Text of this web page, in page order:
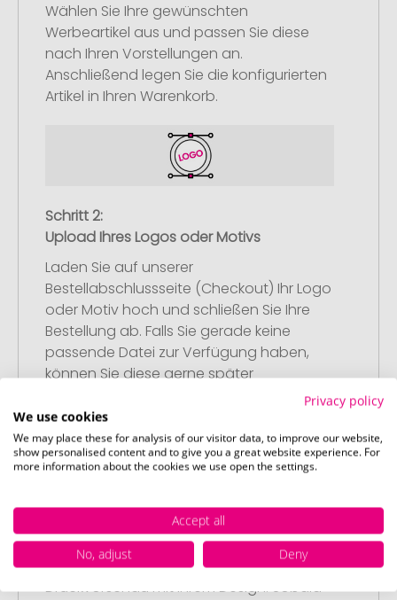
Wählen Sie Ihre gewünschten
Werbeartikel aus und passen Sie diese
nach Ihren Vorstellungen an.
Anschließend legen Sie die konfigurierten
Artikel in Ihren Warenkorb.
Schritt 2:
Upload Ihres Logos oder Motivs
Laden Sie auf unserer
Bestellabschlussseite (Checkout) Ihr Logo
oder Motiv hoch und schließen Sie Ihre
Bestellung ab. Falls Sie gerade keine
passende Datei zur Verfügung haben,
können Sie diese gerne später
Schritt 3:
Artikelvorschau und Freigabe
Sie erhalten von uns eine kostenlose
Druckvorschau mit Ihrem Design. Sobald
Privacy policy
We use cookies
We may place these for analysis of our visitor data, to improve our website,
show personalised content and to give you a great website experience. For
more information about the cookies we use open the settings.
Accept all
No, adjust
Deny